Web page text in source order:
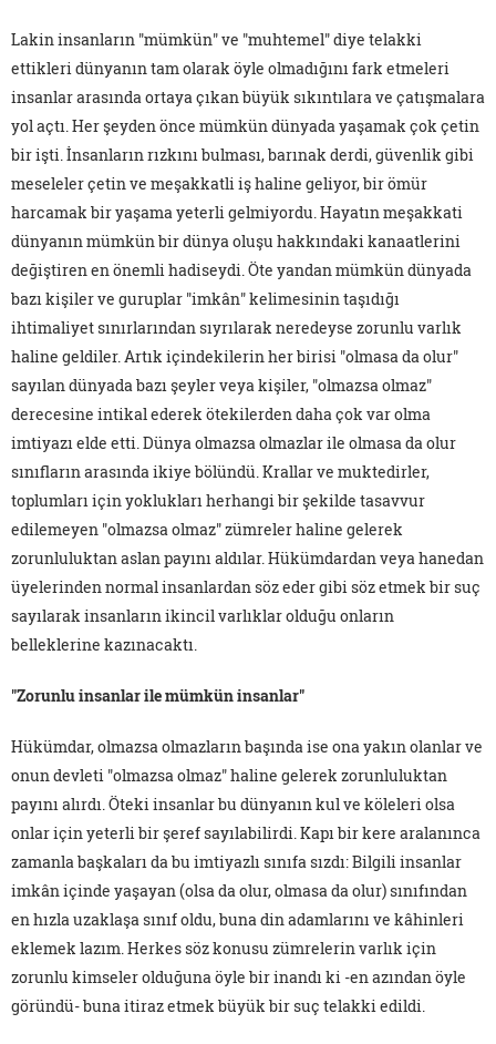
Lakin insanların "mümkün" ve "muhtemel" diye telakki
ettikleri dünyanın tam olarak öyle olmadığını fark etmeleri
insanlar arasında ortaya çıkan büyük sıkıntılara ve çatışmalara
yol açtı. Her şeyden önce mümkün dünyada yaşamak çok çetin
bir işti. İnsanların rızkını bulması, barınak derdi, güvenlik gibi
meseleler çetin ve meşakkatli iş haline geliyor, bir ömür
harcamak bir yaşama yeterli gelmiyordu. Hayatın meşakkati
dünyanın mümkün bir dünya oluşu hakkındaki kanaatlerini
değiştiren en önemli hadiseydi. Öte yandan mümkün dünyada
bazı kişiler ve guruplar "imkân" kelimesinin taşıdığı
ihtimaliyet sınırlarından sıyrılarak neredeyse zorunlu varlık
haline geldiler. Artık içindekilerin her birisi "olmasa da olur"
sayılan dünyada bazı şeyler veya kişiler, "olmazsa olmaz"
derecesine intikal ederek ötekilerden daha çok var olma
imtiyazı elde etti. Dünya olmazsa olmazlar ile olmasa da olur
sınıfların arasında ikiye bölündü. Krallar ve muktedirler,
toplumları için yoklukları herhangi bir şekilde tasavvur
edilemeyen "olmazsa olmaz" zümreler haline gelerek
zorunluluktan aslan payını aldılar. Hükümdardan veya hanedan
üyelerinden normal insanlardan söz eder gibi söz etmek bir suç
sayılarak insanların ikincil varlıklar olduğu onların
belleklerine kazınacaktı.
"Zorunlu insanlar ile mümkün insanlar"
Hükümdar, olmazsa olmazların başında ise ona yakın olanlar ve
onun devleti "olmazsa olmaz" haline gelerek zorunluluktan
payını alırdı. Öteki insanlar bu dünyanın kul ve köleleri olsa
onlar için yeterli bir şeref sayılabilirdi. Kapı bir kere aralanınca
zamanla başkaları da bu imtiyazlı sınıfa sızdı: Bilgili insanlar
imkân içinde yaşayan (olsa da olur, olmasa da olur) sınıfından
en hızla uzaklaşa sınıf oldu, buna din adamlarını ve kâhinleri
eklemek lazım. Herkes söz konusu zümrelerin varlık için
zorunlu kimseler olduğuna öyle bir inandı ki -en azından öyle
göründü- buna itiraz etmek büyük bir suç telakki edildi.